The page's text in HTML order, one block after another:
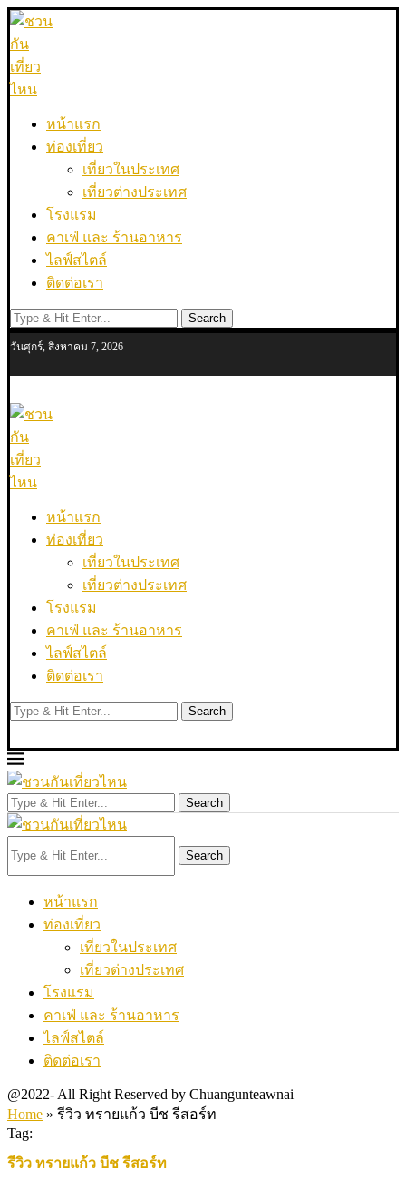
หน้าแรก
ท่องเที่ยว
เที่ยวในประเทศ
เที่ยวต่างประเทศ
โรงแรม
คาเฟ่ และ ร้านอาหาร
ไลฟ์สไตล์
ติดต่อเรา
Search
วันศุกร์, สิงหาคม 7, 2026
หน้าแรก
ท่องเที่ยว
เที่ยวในประเทศ
เที่ยวต่างประเทศ
โรงแรม
คาเฟ่ และ ร้านอาหาร
ไลฟ์สไตล์
ติดต่อเรา
Search
Search
Search
หน้าแรก
ท่องเที่ยว
เที่ยวในประเทศ
เที่ยวต่างประเทศ
โรงแรม
คาเฟ่ และ ร้านอาหาร
ไลฟ์สไตล์
ติดต่อเรา
@2022- All Right Reserved by Chuangunteawnai
Home » รีวิว ทรายแก้ว บีช รีสอร์ท
Tag:
รีวิว ทรายแก้ว บีช รีสอร์ท